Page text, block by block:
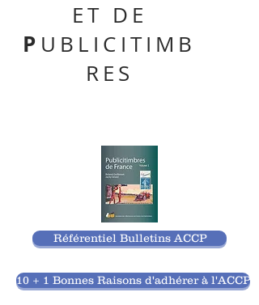
ET DE
P UBLICITIMB
RES
Référentiel Bulletins ACCP
10 + 1 Bonnes Raisons d'adhérer à l'ACCP